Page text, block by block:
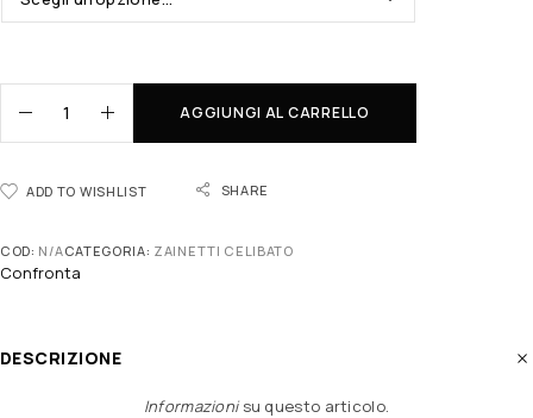
AGGIUNGI AL CARRELLO
ADD TO WISHLIST SHARE
COD: N/ACATEGORIA: ZAINETTI CELIBATO
Confronta
DESCRIZIONE
Informazionisu questo articolo.